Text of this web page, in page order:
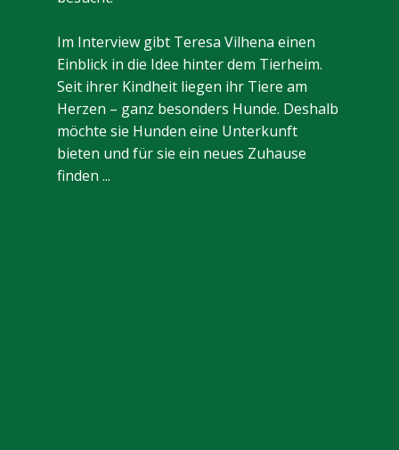
Im Interview gibt Teresa Vilhena einen
Einblick in die Idee hinter dem Tierheim.
Seit ihrer Kindheit liegen ihr Tiere am
Herzen – ganz besonders Hunde. Deshalb
möchte sie Hunden eine Unterkunft
bieten und für sie ein neues Zuhause
finden ...